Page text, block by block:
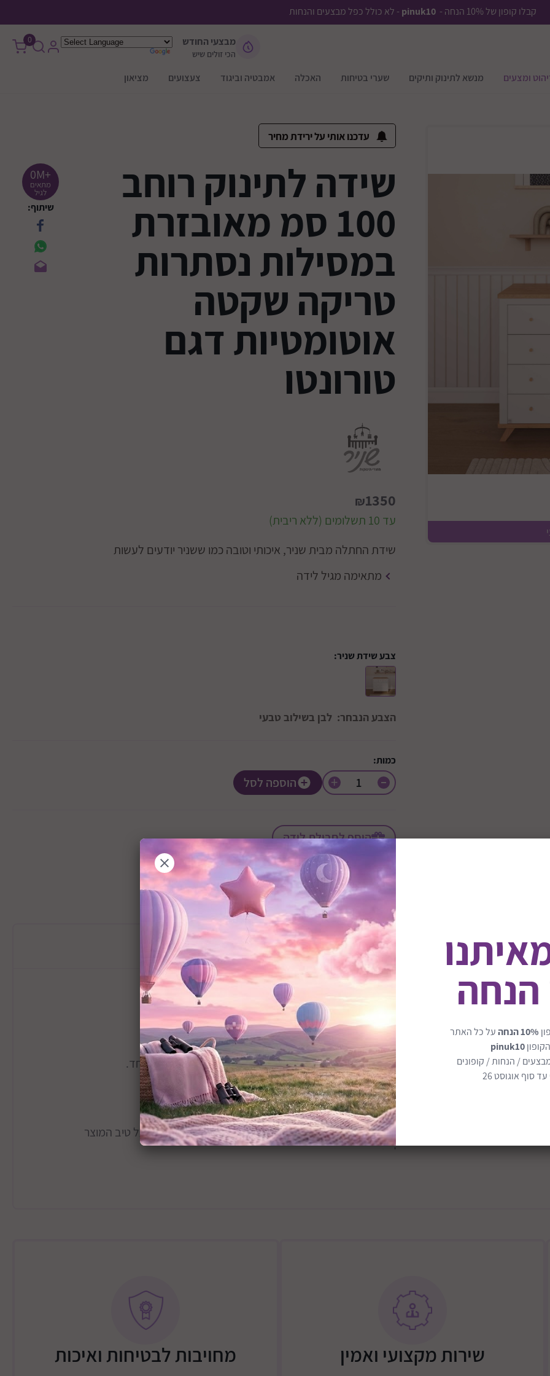
קבלו קופון של 10% הנחה - pinuk10 - לא כולל כפל מבצעים והנחות
ומצעים מנשא לתינוק ותיקים שערי בטיחות האכלה אמבטיה וביגוד צעצועים מציאון
מבצעי החודש
הכי זולים שיש
0
עדכנו אותי על ירידת מחיר
שידה לתינוק רוחב
100 סמ מאובזרת
במסילות נסתרות
טריקה שקטה
אוטומטיות דגם
טורונטו
₪1350
עד 10 תשלומים (ללא ריבית)
+0M
מתאים
לגיל
שיתוף:
שידת החתלה מבית שניר, איכותי וטובה כמו ששניר יודעים לעשות
מתאימה מגיל לידה
צבע שידת שניר:
הצבע הנבחר: לבן בשילוב טבעי
כמות:
+ הוספה לסל
הוסף לחבילת לידה
מידע כללי
הגוון הלבן בשילוב צבע עץ טבעי מעניק לה מראה חדיש ומיוחד.
חלוקת מגירות נוחה ופרקטית
החלקים הפנימיים של השידה בגימור טבעי הידוע בשמירה על טיב המוצר
לשנים.
400 ש"ח / שידה + 2 מיטת 450 ש"ח / ארון 2 או 3 דלתות 450 ש"ח / ארון
2/3 דלתות + שידה + מיטה 700 ש"ח
שירות מקצועי ואמין מחויבות לבטיחות ואיכות
הנחה
10% הנחה
על כל האתר
pinuk10
/ הנחות / קופונים
סוף אוגוסט 26